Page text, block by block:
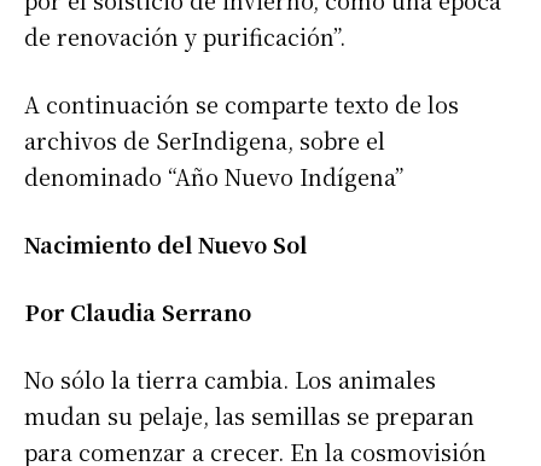
de renovación y purificación”.
A continuación se comparte texto de los
archivos de SerIndigena, sobre el
denominado “Año Nuevo Indígena”
Nacimiento del Nuevo Sol
Por Claudia Serrano
No sólo la tierra cambia. Los animales
mudan su pelaje, las semillas se preparan
para comenzar a crecer. En la cosmovisión